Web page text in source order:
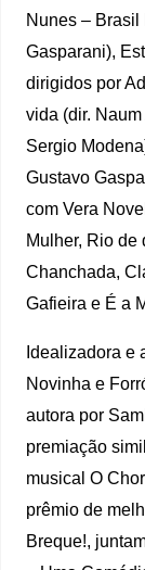
Nunes – Brasil
Gasparani),
dirigidos por
vida (dir.
Sergio
Gustavo
com Vera
Mulher, Rio de
Chanchada,
Gafieira e É a
Idealizadora e
Novinha e
autora por
premiação
musical O
prêmio de
Breque!,